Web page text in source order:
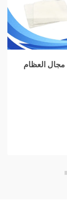
مجال العظام